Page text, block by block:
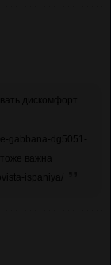
дискомфорт
gabbana-dg5051-
важна
ispaniya/